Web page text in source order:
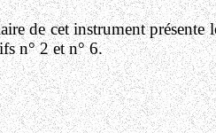
de cet instrument présente
n° 2 et n° 6.